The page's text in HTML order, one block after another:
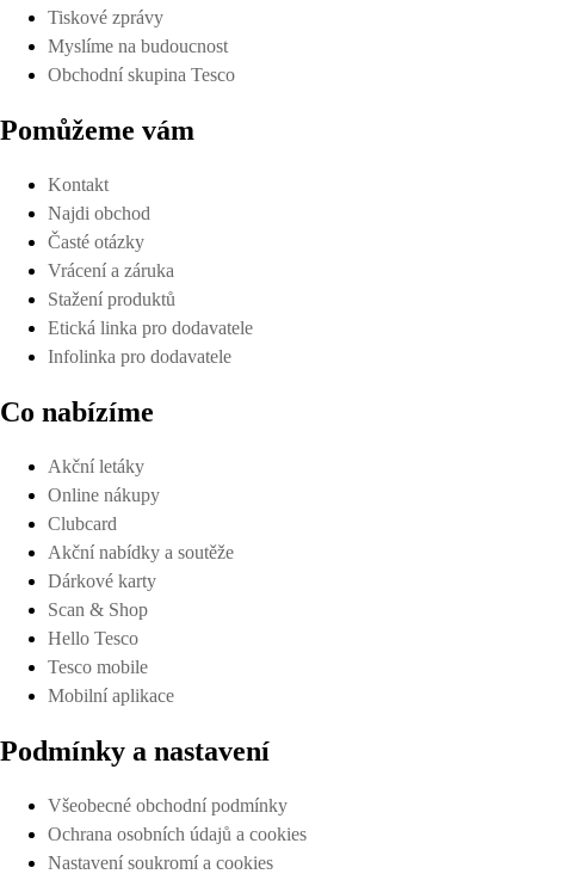
Tiskové zprávy
Myslíme na budoucnost
Obchodní skupina Tesco
Pomůžeme vám
Kontakt
Najdi obchod
Časté otázky
Vrácení a záruka
Stažení produktů
Etická linka pro dodavatele
Infolinka pro dodavatele
Co nabízíme
Akční letáky
Online nákupy
Clubcard
Akční nabídky a soutěže
Dárkové karty
Scan & Shop
Hello Tesco
Tesco mobile
Mobilní aplikace
Podmínky a nastavení
Všeobecné obchodní podmínky
Ochrana osobních údajů a cookies
Nastavení soukromí a cookies